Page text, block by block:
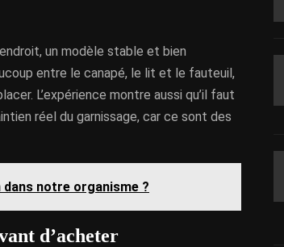
un modèle stable et bien
entre le canapé, le lit et le fauteuil,
L’expérience montre aussi qu’il faut
réel du garnissage, car ce sont des
dans notre organisme ?
d’acheter